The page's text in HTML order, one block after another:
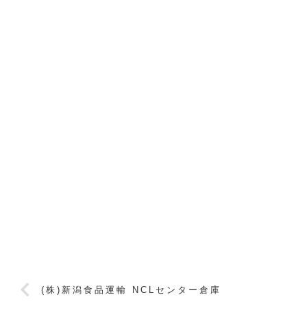
(株)新潟食品運輸 NCLセンター倉庫